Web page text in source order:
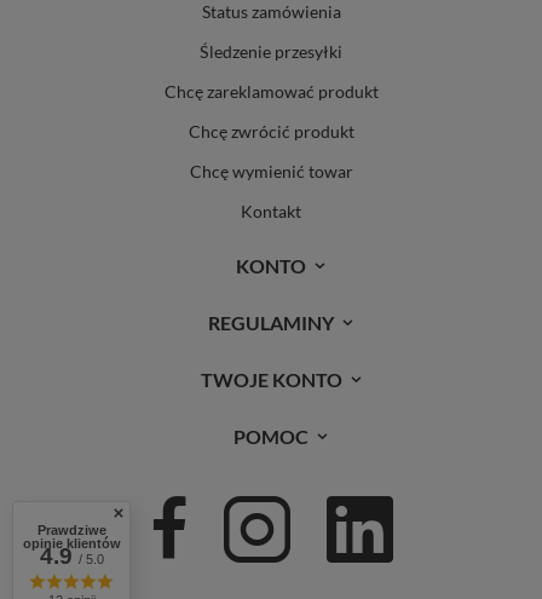
Status zamówienia
Śledzenie przesyłki
Chcę zareklamować produkt
Chcę zwrócić produkt
Chcę wymienić towar
Kontakt
KONTO
REGULAMINY
TWOJE KONTO
POMOC
Prawdziwe
opinie klientów
4.9/ 5.0